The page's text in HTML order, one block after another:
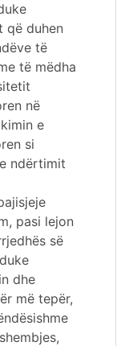
që duhen
të
të mëdha
në
e
si
ndërtimit
pasi lejon
së
dhe
më tepër,